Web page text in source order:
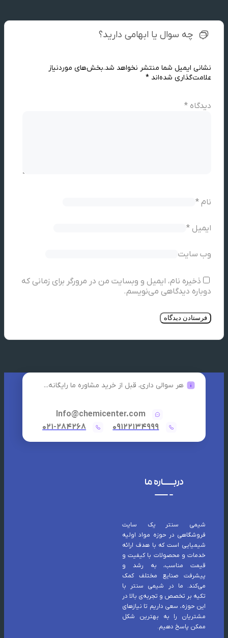
چه سوال یا ابهامی دارید؟
نشانی ایمیل شما منتشر نخواهد شد.بخش‌های موردنیاز
علامت‌گذاری شده‌اند *
دیدگاه *
نام *
ایمیل *
وب‌ سایت
ذخیره نام، ایمیل و وبسایت من در مرورگر برای زمانی که
دوباره دیدگاهی می‌نویسم.
هر سوالی داری، قبل از خرید مشاوره ما رایگانه...
Info@chemicenter.com
09122134999
021-284268
دربــــاره ما
شیمی سنتر یک سایت
فروشگاهی در حوزه مواد اولیه
شیمیایی است که با هدف ارائه
خدمات و محصولات با کیفیت و
قیمت مناسب، به رشد و
پیشرفت صنایع مختلف کمک
می‌کند. ما در شیمی سنتر با
تکیه بر تخصص و تجربه‌ی بالا در
این حوزه، سعی داریم تا نیازهای
مشتریان را به بهترین شکل
ممکن پاسخ دهیم.